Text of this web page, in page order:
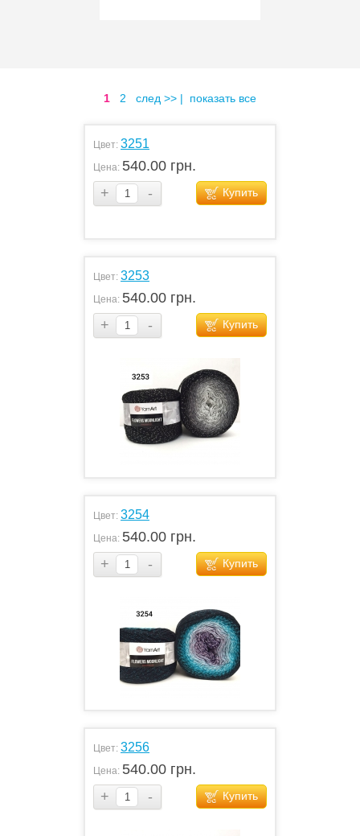
1 2 след >> | показать все
Цвет: 3251
Цена: 540.00 грн.
+
- Купить
Цвет: 3253
Цена: 540.00 грн.
+
- Купить
Цвет: 3254
Цена: 540.00 грн.
+
- Купить
Цвет: 3256
Цена: 540.00 грн.
+
- Купить